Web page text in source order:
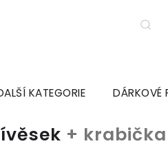
KATEGORIE DÁRKOVÉ
+